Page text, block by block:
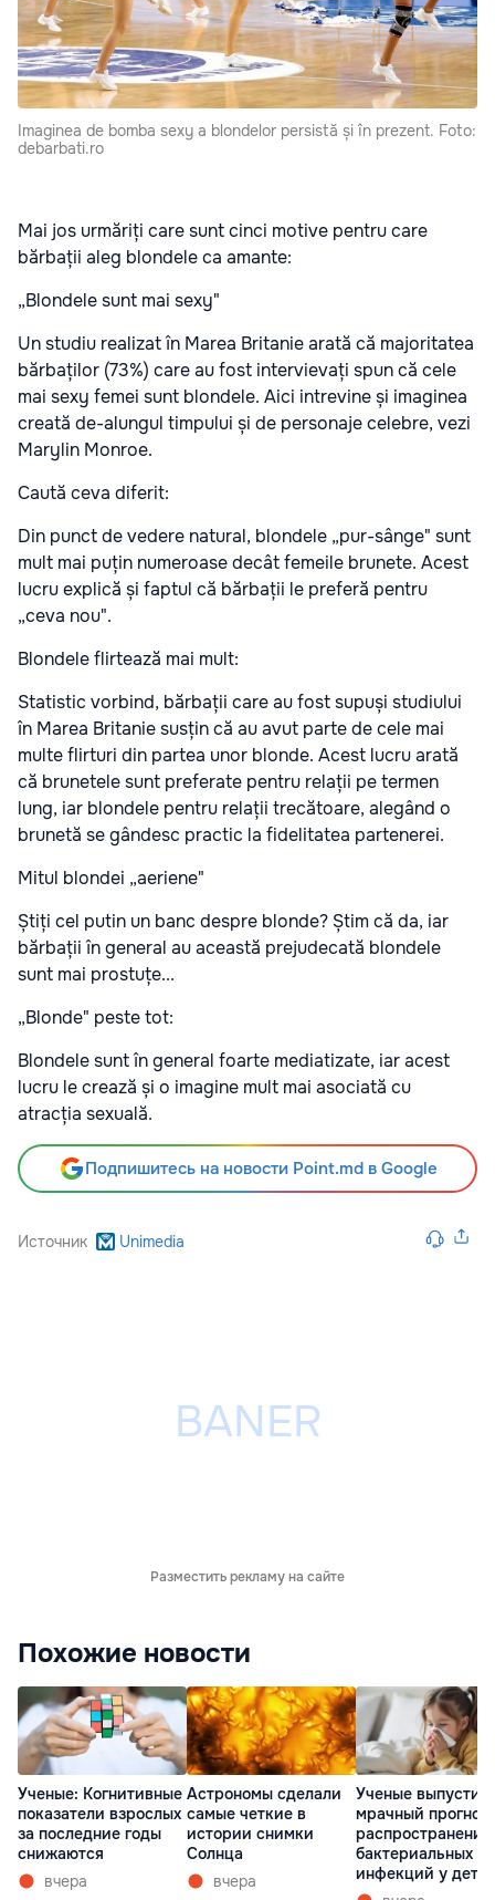
Imaginea de bomba sexy a blondelor persistă și în prezent. Foto:
debarbati.ro
Mai jos urmăriți care sunt cinci motive pentru care
bărbații aleg blondele ca amante:
„Blondele sunt mai sexy"
Un studiu realizat în Marea Britanie arată că majoritatea
bărbaților (73%) care au fost intervievați spun că cele
mai sexy femei sunt blondele. Aici intrevine și imaginea
creată de-alungul timpului și de personaje celebre, vezi
Marylin Monroe.
Caută ceva diferit:
Din punct de vedere natural, blondele „pur-sânge" sunt
mult mai puțin numeroase decât femeile brunete. Acest
lucru explică și faptul că bărbații le preferă pentru
„ceva nou".
Blondele flirtează mai mult:
Statistic vorbind, bărbații care au fost supuși studiului
în Marea Britanie susțin că au avut parte de cele mai
multe flirturi din partea unor blonde. Acest lucru arată
că brunetele sunt preferate pentru relații pe termen
lung, iar blondele pentru relații trecătoare, alegând o
brunetă se gândesc practic la fidelitatea partenerei.
Mitul blondei „aeriene"
Știți cel putin un banc despre blonde? Știm că da, iar
bărbații în general au această prejudecată blondele
sunt mai prostuțe...
„Blonde" peste tot:
Blondele sunt în general foarte mediatizate, iar acest
lucru le crează și o imagine mult mai asociată cu
atracția sexuală.
Подпишитесь на новости Point.md в Google
Источник Unimedia
Разместить рекламу на сайте
Похожие новости
Ученые: Когнитивные
показатели взрослых
за последние годы
снижаются
вчера
Астрономы сделали
самые четкие в
истории снимки
Солнца
вчера
Ученые
мрачный прогноз
распространении
бактериальных
инфекций у